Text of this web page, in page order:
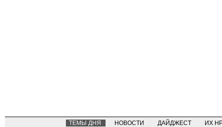
ТЕМЫ ДНЯ НОВОСТИ ДАЙДЖЕСТ ИХ